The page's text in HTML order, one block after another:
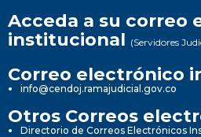
Acceda a su correo
institucional (Servidores
Correo electrónico
info@cendoj.ramajudicial.gov.co
Otros Correos
Directorio de Correos Electrónicos